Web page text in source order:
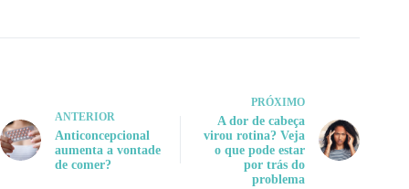
ANTERIOR
Anticoncepcional
aumenta a vontade
de comer?
PRÓXIMO
A dor de cabeça
virou rotina? Veja
o que pode estar
por trás do
problema